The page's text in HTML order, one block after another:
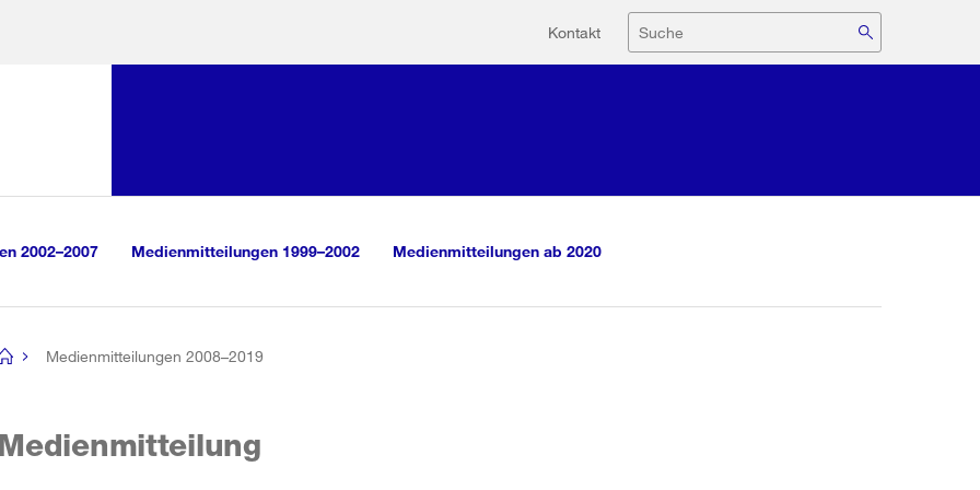
Hilfsnavigation
Kontakt Suche
2002–2007 Medienmitteilungen 1999–2002 Medienmitteilungen ab 2020
Medienmitteilungen 2008–2019